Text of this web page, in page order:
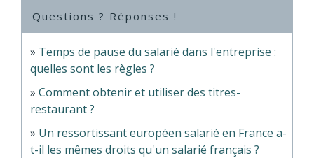
Questions ? Réponses !
Temps de pause du salarié dans l'entreprise :
quelles sont les règles ?
Comment obtenir et utiliser des titres-
restaurant ?
Un ressortissant européen salarié en France a-
t-il les mêmes droits qu'un salarié français ?